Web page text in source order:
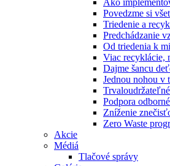
Povedzme si
Triedenie a
Predchádzanie
Od triedenia k
Viac recyklácie,
Dajme šancu
Jednou nohou v
Podpora
Zníženie
Zero Waste
Akcie
Médiá
Tlačové správy